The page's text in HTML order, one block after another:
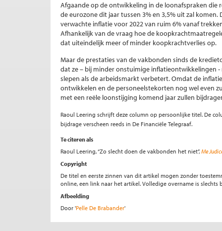
Afgaande op de ontwikkeling in de loonafspraken die
de eurozone dit jaar tussen 3% en 3,5% uit zal komen.
verwachte inflatie voor 2022 van ruim 6% vanaf
Afhankelijk van de vraag hoe de
dat uiteindelijk meer of minder koopkrachtverlies op.
Maar de prestaties van de vakbonden sinds de
dat ze – bij minder onstuimige inflatieontwikkelingen
slepen als de arbeidsmarkt verbetert. Omdat de
ontwikkelen en de personeelstekorten nog wel even
met een reële loonstijging komend jaar zullen
Raoul Leering schrijft deze column op persoonlijke titel. De
bijdrage verscheen reeds in De Financiële Telegraaf.
Te citeren als
Raoul Leering, “Zo slecht doen de vakbonden het niet”, Me
Copyright
De titel en eerste zinnen van dit artikel mogen zonder
online, een link naar het artikel. Volledige overname is
Afbeelding
Door 'Pelle De Brabander'